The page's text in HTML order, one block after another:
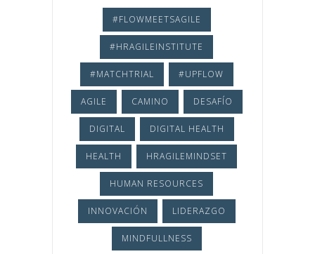
#FLOWMEETSAGILE
#HRAGILEINSTITUTE
#MATCHTRIAL #UPFLOW
AGILE CAMINO DESAFÍO
DIGITAL DIGITAL HEALTH
HEALTH HRAGILEMINDSET
HUMAN RESOURCES
INNOVACIÓN LIDERAZGO
MINDFULLNESS